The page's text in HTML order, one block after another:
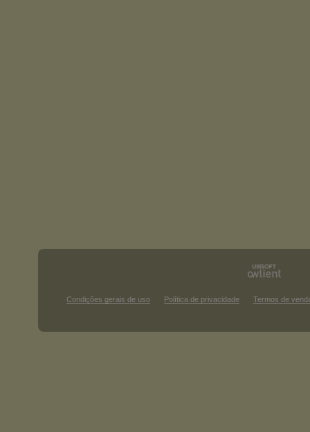
Condições gerais de uso Política de privacidade Termos de